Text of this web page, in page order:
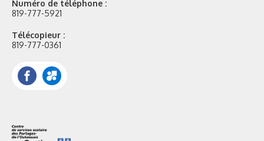
Numéro de téléphone :
819-777-5921
Télécopieur :
819-777-0361
Facebook
Portail
Mozaik